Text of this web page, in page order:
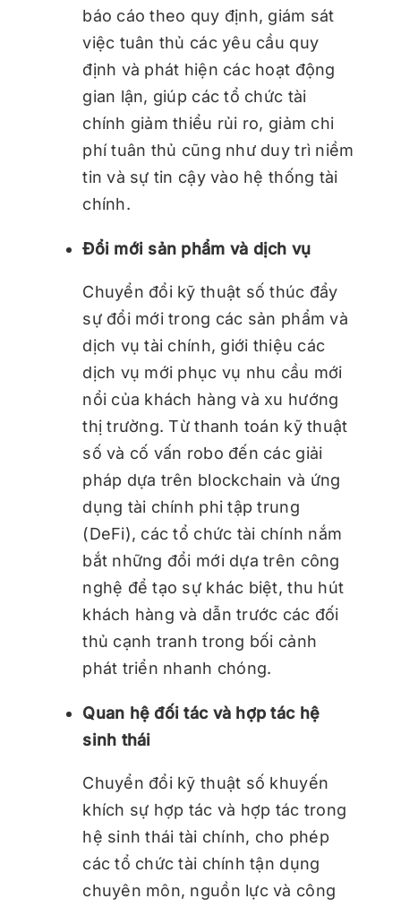
báo cáo theo quy định, giám sát
việc tuân thủ các yêu cầu quy
định và phát hiện các hoạt động
gian lận, giúp các tổ chức tài
chính giảm thiểu rủi ro, giảm chi
phí tuân thủ cũng như duy trì niềm
tin và sự tin cậy vào hệ thống tài
chính.
Đổi mới sản phẩm và dịch vụ
Chuyển đổi kỹ thuật số thúc đẩy
sự đổi mới trong các sản phẩm và
dịch vụ tài chính, giới thiệu các
dịch vụ mới phục vụ nhu cầu mới
nổi của khách hàng và xu hướng
thị trường. Từ thanh toán kỹ thuật
số và cố vấn robo đến các giải
pháp dựa trên blockchain và ứng
dụng tài chính phi tập trung
(DeFi), các tổ chức tài chính nắm
bắt những đổi mới dựa trên công
nghệ để tạo sự khác biệt, thu hút
khách hàng và dẫn trước các đối
thủ cạnh tranh trong bối cảnh
phát triển nhanh chóng.
Quan hệ đối tác và hợp tác hệ
sinh thái
Chuyển đổi kỹ thuật số khuyến
khích sự hợp tác và hợp tác trong
hệ sinh thái tài chính, cho phép
các tổ chức tài chính tận dụng
chuyên môn, nguồn lực và công